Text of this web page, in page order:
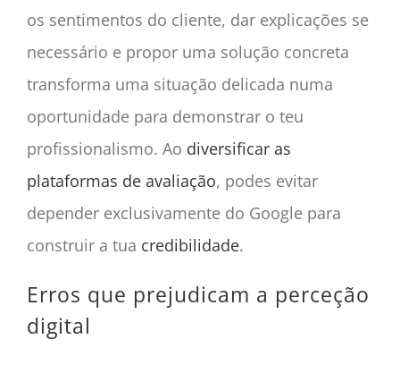
os sentimentos do cliente, dar explicações se
necessário e propor uma solução concreta
transforma uma situação delicada numa
oportunidade para demonstrar o teu
profissionalismo. Ao diversificar as
plataformas de avaliação, podes evitar
depender exclusivamente do Google para
construir a tua credibilidade.
Erros que prejudicam a perceção
digital